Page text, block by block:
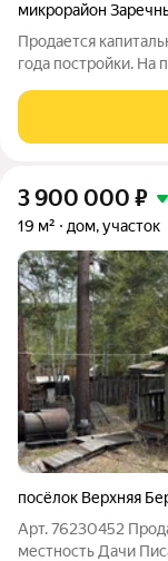
микрорайон
Продается
года постройки. На
выполнен
печное, а так же
3 900 000 ₽
19 м² дом, участок
посёлок Верхняя
Арт. 76230452
местность Дачи